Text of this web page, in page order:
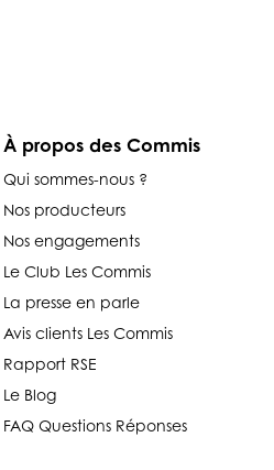
À propos des Commis
Qui sommes-nous ?
Nos producteurs
Nos engagements
Le Club Les Commis
La presse en parle
Avis clients Les Commis
Rapport RSE
Le Blog
FAQ Questions Réponses